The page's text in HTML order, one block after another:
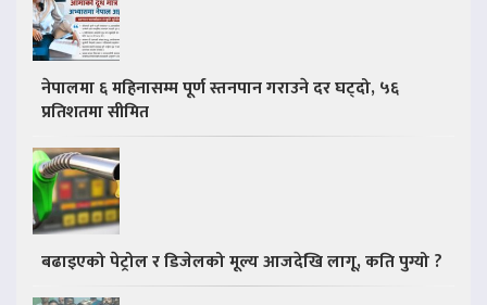
नेपालमा ६ महिनासम्म पूर्ण स्तनपान गराउने दर घट्दो, ५६
प्रतिशतमा सीमित
बढाइएको पेट्रोल र डिजेलको मूल्य आजदेखि लागू, कति पुग्यो ?